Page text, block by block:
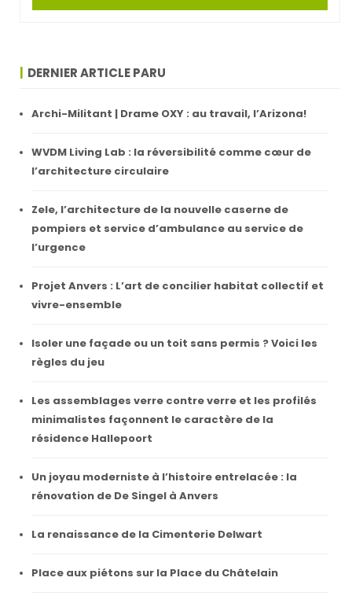
DERNIER ARTICLE PARU
Archi-Militant | Drame OXY : au travail, l’Arizona!
WVDM Living Lab : la réversibilité comme cœur de
l’architecture circulaire
Zele, l’architecture de la nouvelle caserne de
pompiers et service d’ambulance au service de
l’urgence
Projet Anvers : L’art de concilier habitat collectif et
vivre-ensemble
Isoler une façade ou un toit sans permis ? Voici les
règles du jeu
Les assemblages verre contre verre et les profilés
minimalistes façonnent le caractère de la
résidence Hallepoort
Un joyau moderniste à l’histoire entrelacée : la
rénovation de De Singel à Anvers
La renaissance de la Cimenterie Delwart
Place aux piétons sur la Place du Châtelain